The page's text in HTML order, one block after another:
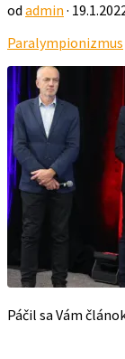
od admin ·
Paralympionizmus
Páčil sa Vám